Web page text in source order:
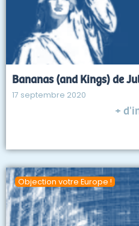
Bananas (and Kings) de
17 septembre 2020
+
Objection votre Europe !